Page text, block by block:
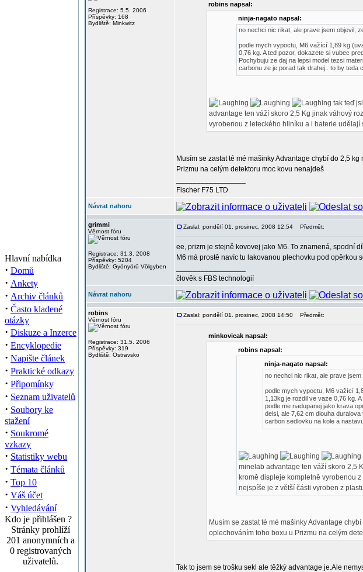
Hlavní nabídka
· Domů
· Ankety
· Archiv článků
· Často kladené
otázky
· Diskuze a Inzerce
· Encyklopedie
· Napište článek
· Praktické odkazy
· Připomínky
· Seznam uživatelů
· Soubory ke
stažení
· Soukromé
vzkazy
· Statistiky webu
· Témata článků
· Top 10
· Váš účet
· Vyhledávání
Kdo je přihlášen ?
Stránky prohlíží
201 anonymních a
0 registrovaných
uživatelů.
Registrace: 5.5. 2006
Příspěvky: 168
Bydliště: Minkwitz
robins napsal:
ninja-nagato napsal:
no nechci nic rikat, ale prave jsem objevil,
podle mych vypoctu, M6 važící 1,89 kg
0,76 kg. A ted pozor, dokazete si vubec
Pochybuju ze daj na lepsi model tezsi
carbonu ze je porad tak drahej.. to by teda
tak teď
advantage ten váží skoro 2,5 Kg jinak váhový
vyrobenou z leteckého hliníku a i baterie
Musím se zastat té mé mašinky Advantage chybí do 2,5
Prizmu na celým detektoru moc kovu nenajdeš
Fischer F75 LTD
Návrat nahoru
grimmi
Věrnost fóru
Registrace: 31.3. 2008
Příspěvky: 5204
Bydliště: Gyönyörű Völgyben
Zaslal: pondělí 01. prosinec, 2008 12:54 Předmět:
ee, prizm je stejně kovovej jako M6. To znamená, spodní
M6 má prostě navíc tu lakovanou plechovku pod opěrkou
člověk s FBS technologií
Návrat nahoru
robins
Věrnost fóru
Registrace: 31.5. 2006
Příspěvky: 319
Bydliště: Ostravsko
Zaslal: pondělí 01. prosinec, 2008 14:50 Předmět:
minkovicak napsal:
robins napsal:
ninja-nagato napsal:
no nechci nic rikat, ale prave
podle mych vypoctu, M6 važící
1,13kg je rozdil ve vaze 0,76 kg.
podle me nadupanej jako krava
delsi, ale 7,62 cm dlouha
carbon sedlovku na kole a
minelab advantage ten váží skoro 2,5
kromě displeje kompletně vyrobenou
nejspíše je z větší části vyroben z
Musím se zastat té mé mašinky Advantage
oplechováním toho boxu u Prizmu na celým
Tak to jsem se trošku sekl ale těžký advantage je.Ale